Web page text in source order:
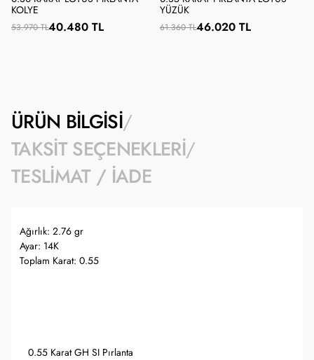
KOLYE
53.970 TL40.480 TL
YÜZÜK
61.360 TL46.020 TL
ÜRÜN BILGISI
TAKSIT SEÇENEKLERI
TESLIMAT / İADE
Ağırlık: 2.76 gr
Ayar: 14K
Toplam Karat: 0.55
0.55 Karat GH SI Pırlanta